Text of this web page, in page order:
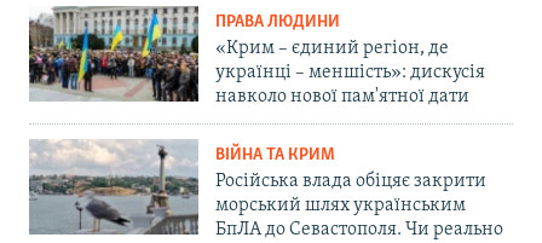
ПРАВА ЛЮДИНИ
«Крим – єдиний регіон, де
українці – меншість»: дискусія
навколо нової пам'ятної дати
ВІЙНА ТА КРИМ
Російська влада обіцяє закрити
морський шлях українським
БпЛА до Севастополя. Чи реально